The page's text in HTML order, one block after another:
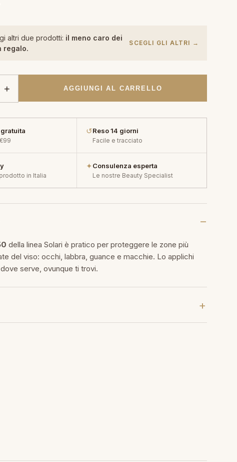
altri due prodotti: il meno caro dei
regalo.
SCEGLI GLI ALTRI →
+ AGGIUNGI AL CARRELLO
↺Reso 14 giorni
Facile e tracciato
in Italia
✦Consulenza esperta
Le nostre Beauty Specialist
della linea Solari è pratico per proteggere le zone più
del viso: occhi, labbra, guance e macchie. Lo applichi
serve, ovunque ti trovi.